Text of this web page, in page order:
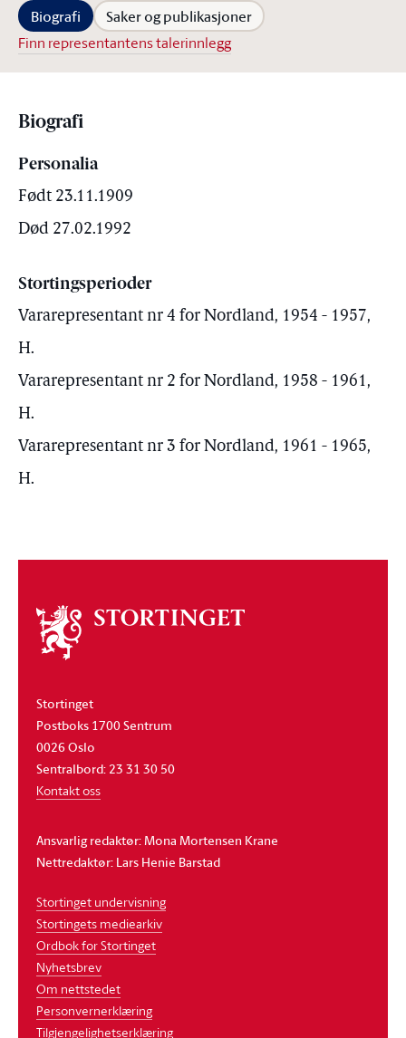
Biografi Saker og publikasjoner
Finn representantens talerinnlegg
Biografi
Personalia
Født 23.11.1909
Død 27.02.1992
Stortingsperioder
Vararepresentant nr 4 for Nordland, 1954 - 1957,
H.
Vararepresentant nr 2 for Nordland, 1958 - 1961,
H.
Vararepresentant nr 3 for Nordland, 1961 - 1965,
H.
Om
stortinget
Stortinget
Postboks 1700 Sentrum
0026 Oslo
Sentralbord: 23 31 30 50
Kontakt oss
Ansvarlig redaktør: Mona Mortensen Krane
Nettredaktør: Lars Henie Barstad
Stortinget undervisning
Stortingets mediearkiv
Ordbok for Stortinget
Nyhetsbrev
Om nettstedet
Personvernerklæring
Tilgjengelighetserklæring